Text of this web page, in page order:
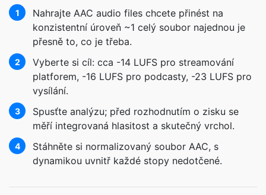
1
Nahrajte AAC audio files chcete přinést na
konzistentní úroveň ~1 celý soubor najednou je
přesně to, co je třeba.
2
Vyberte si cíl: cca -14 LUFS pro streamování
platforem, -16 LUFS pro podcasty, -23 LUFS pro
vysílání.
3
Spusťte analýzu; před rozhodnutím o zisku se
měří integrovaná hlasitost a skutečný vrchol.
4
Stáhněte si normalizovaný soubor AAC, s
dynamikou uvnitř každé stopy nedotčené.